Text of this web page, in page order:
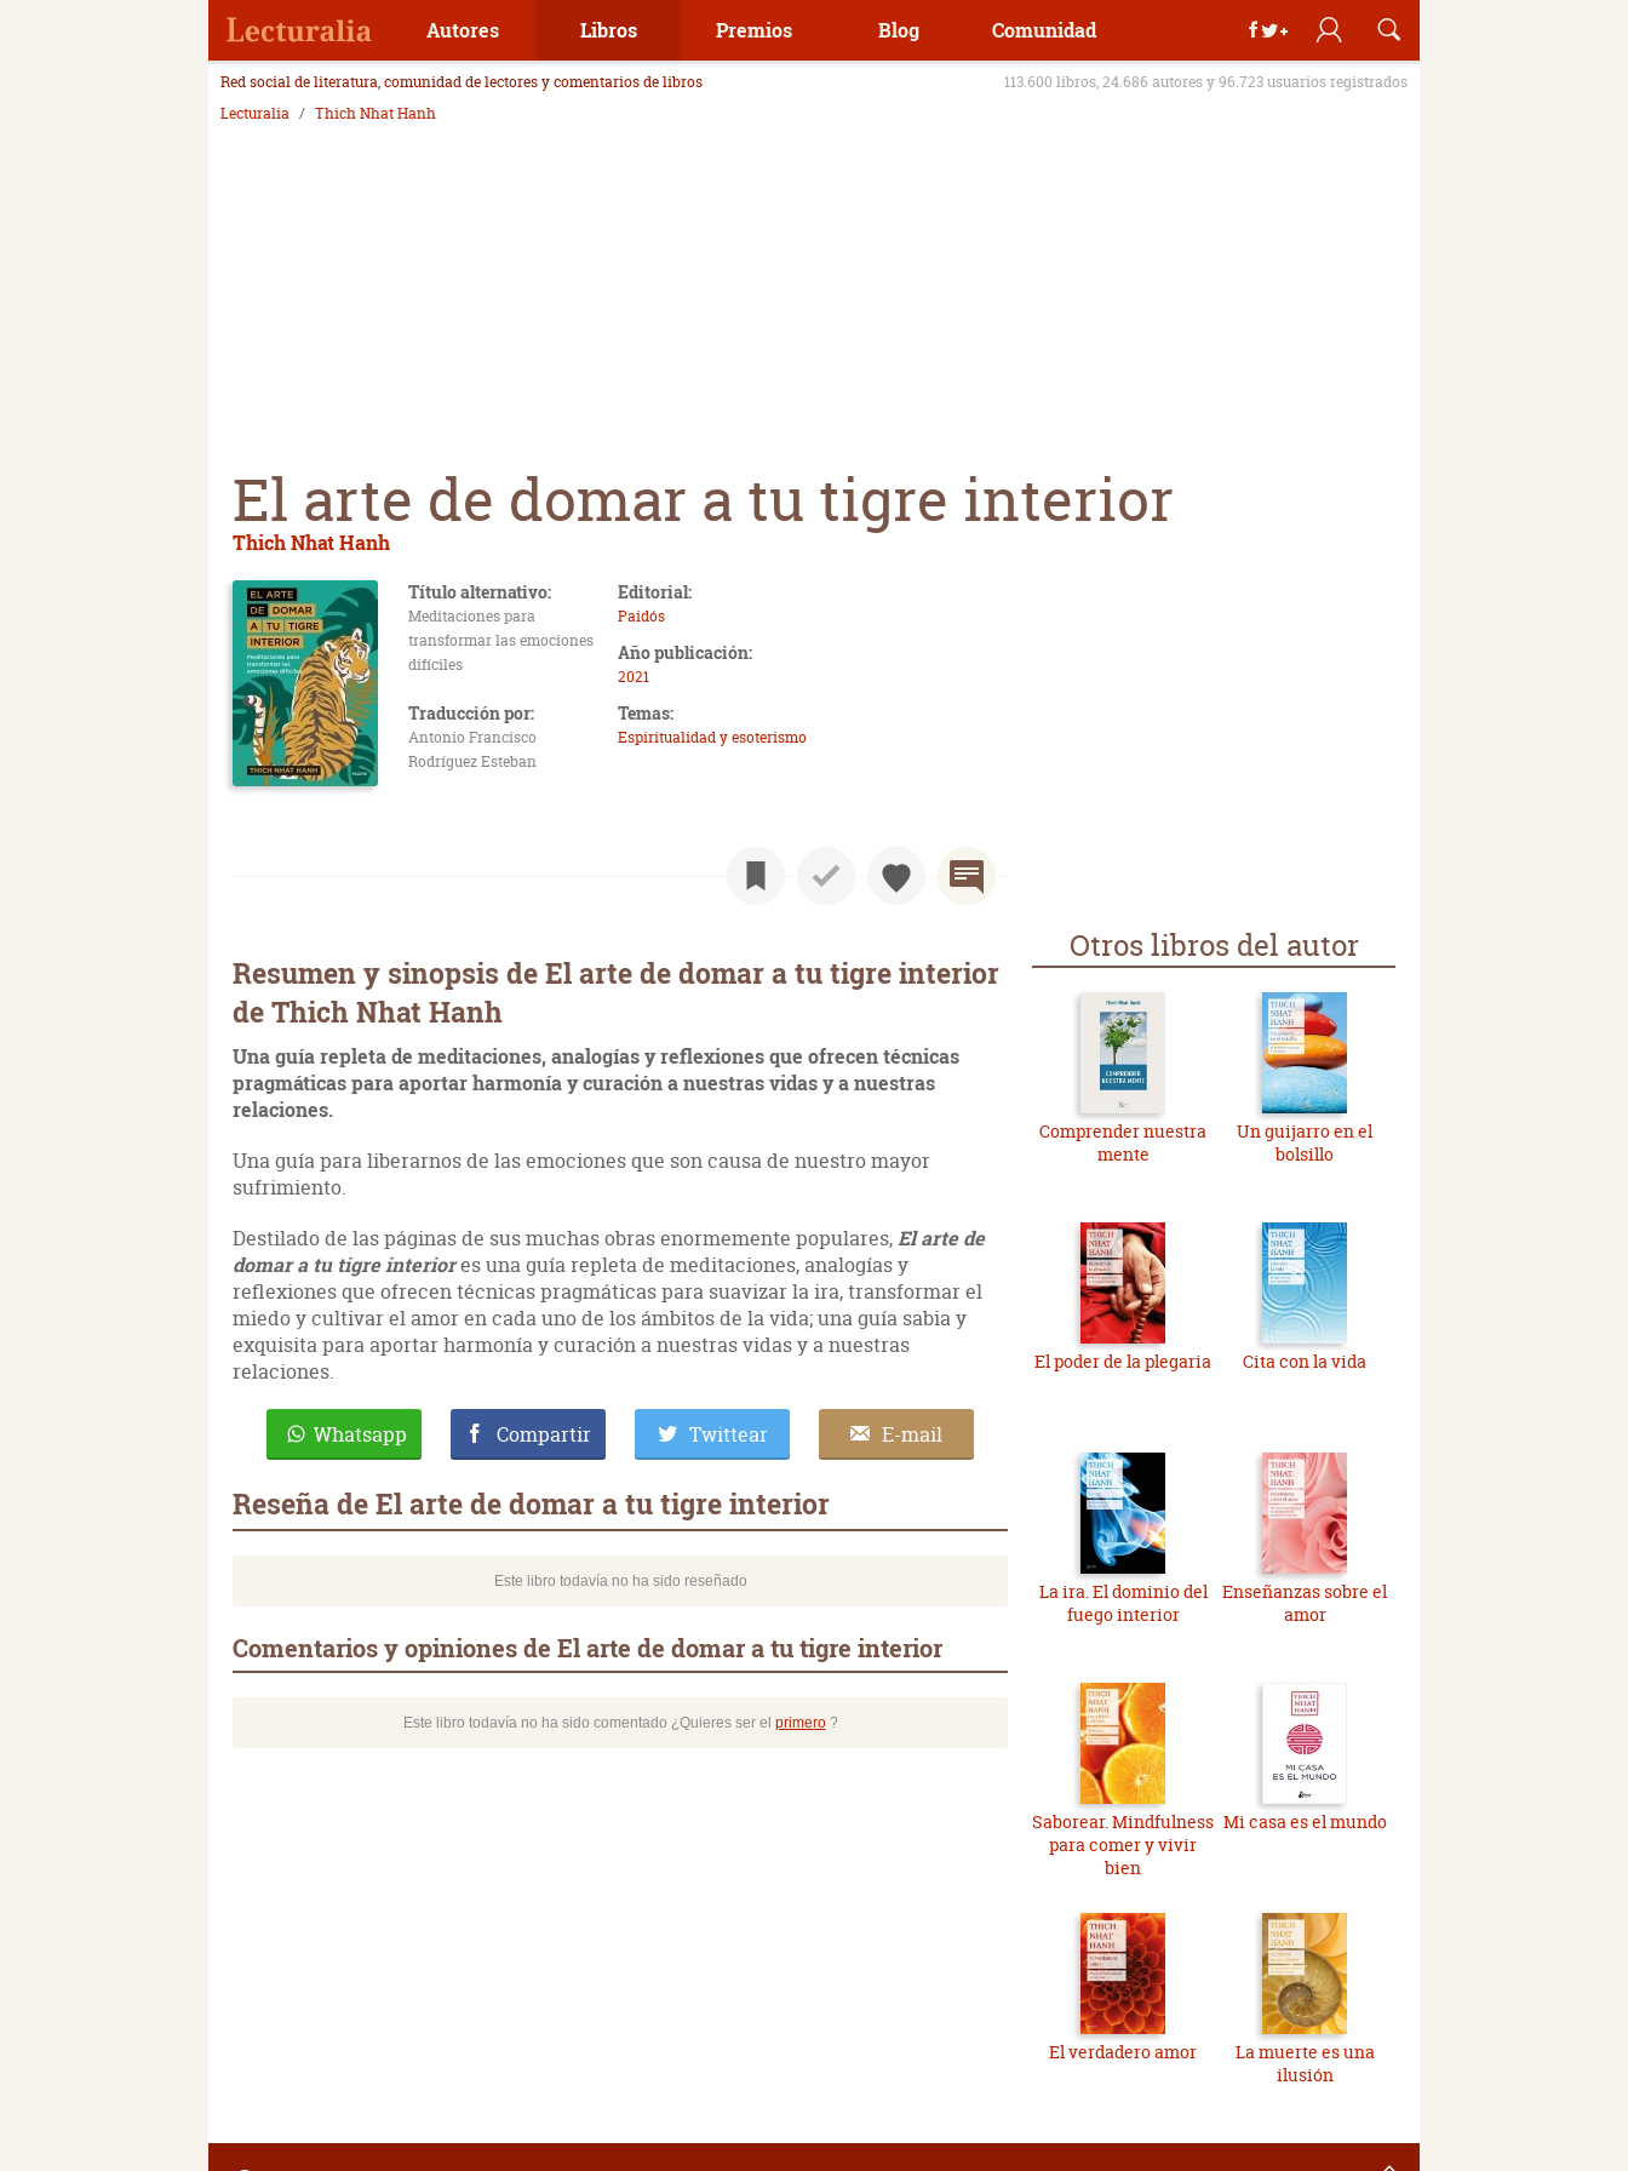
Autores Libros Premios Blog Comunidad
Red social de literatura, comunidad de lectores y comentarios de libros
113.600 libros, 24.686 autores y 96.723 usuarios registrados
Lecturalia
Thich Nhat Hanh
El arte de domar a tu tigre interior
Thich Nhat Hanh
Título alternativo:
Meditaciones para
transformar las emociones
difíciles
Editorial:
Paidós
Año publicación:
2021
Traducción por:
Antonio Francisco
Rodríguez Esteban
Temas:
Espiritualidad y esoterismo
Resumen y sinopsis de El arte de domar a tu tigre interior
de Thich Nhat Hanh
Una guía repleta de meditaciones, analogías y reflexiones que ofrecen técnicas
pragmáticas para aportar harmonía y curación a nuestras vidas y a nuestras
relaciones.
Una guía para liberarnos de las emociones que son causa de nuestro mayor
sufrimiento.
Destilado de las páginas de sus muchas obras enormemente populares, El arte de
domar a tu tigre interiores una guía repleta de meditaciones, analogías y
reflexiones que ofrecen técnicas pragmáticas para suavizar la ira, transformar el
miedo y cultivar el amor en cada uno de los ámbitos de la vida; una guía sabia y
exquisita para aportar harmonía y curación a nuestras vidas y a nuestras
relaciones.
Whatsapp Compartir Twittear E-mail
Reseña de El arte de domar a tu tigre interior
Este libro todavía no ha sido reseñado
Comentarios y opiniones de El arte de domar a tu tigre interior
Este libro todavía no ha sido comentado ¿Quieres ser el primero?
Otros libros del autor
Comprender nuestra
mente
Un guijarro en el
bolsillo
El poder de la plegaria Cita con la vida
La ira. El dominio del
fuego interior
Enseñanzas sobre el
amor
Saborear. Mindfulness
para comer y vivir
bien
Mi casa es el mundo
El verdadero amor
La muerte es una
ilusión